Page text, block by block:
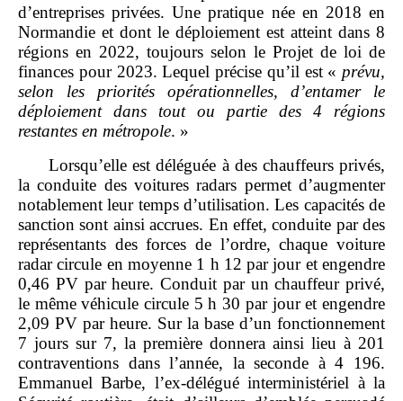
d’entreprises privées. Une pratique née en 2018 en
Normandie et dont le déploiement est atteint dans 8
régions en 2022, toujours selon le Projet de loi de
finances pour 2023. Lequel précise qu’il est « prévu,
selon les priorités opérationnelles, d’entamer le
déploiement dans tout ou partie des 4 régions
restantes en métropole. »
Lorsqu’elle est déléguée à des chauffeurs privés,
la conduite des voitures radars permet d’augmenter
notablement leur temps d’utilisation. Les capacités de
sanction sont ainsi accrues. En effet, conduite par des
représentants des forces de l’ordre, chaque voiture
radar circule en moyenne 1 h 12 par jour et engendre
0,46 PV par heure. Conduit par un chauffeur privé,
le même véhicule circule 5 h 30 par jour et engendre
2,09 PV par heure. Sur la base d’un fonctionnement
7 jours sur 7, la première donnera ainsi lieu à 201
contraventions dans l’année, la seconde à 4 196.
Emmanuel Barbe, l’ex‑délégué interministériel à la